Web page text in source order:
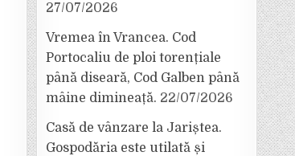
27/07/2026
Vremea în Vrancea. Cod
Portocaliu de ploi torențiale
până diseară, Cod Galben până
mâine dimineață. 22/07/2026
Casă de vânzare la Jariștea.
Gospodăria este utilată și